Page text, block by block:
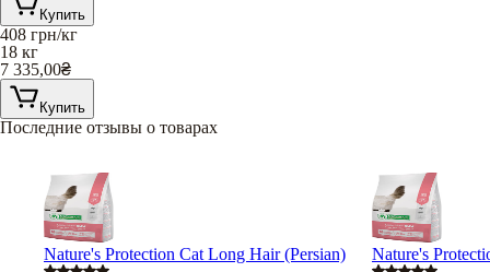
Купить
408 грн/кг
18 кг
7 335,00₴
Купить
Последние отзывы о товарах
Nature's Protection Cat Long Hair (Persian) Nature's